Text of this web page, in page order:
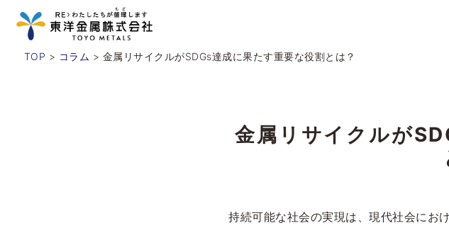
TOP > コラム > 金属リサイクルがSDGs達成に果たす重要な役割とは？
金属リサイクルが
持続可能な社会の実現は、現代社会にお